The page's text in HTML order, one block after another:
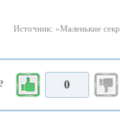
Источник: «Маленькие
0